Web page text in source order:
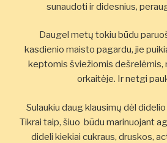
sunaudoti ir didesnius,
Daugel metų tokiu būdu
kasdienio maisto pagardu, jie
keptomis šviežiomis dešrelėmis,
orkaitėje. Ir netgi
Sulaukiu daug klausimų dėl
Tikrai taip, šiuo būdu marinuojant
dideli kiekiai cukraus, druskos,